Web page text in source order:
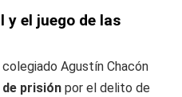
y el juego de las
colegiado Agustín Chacón
de prisión por el delito de